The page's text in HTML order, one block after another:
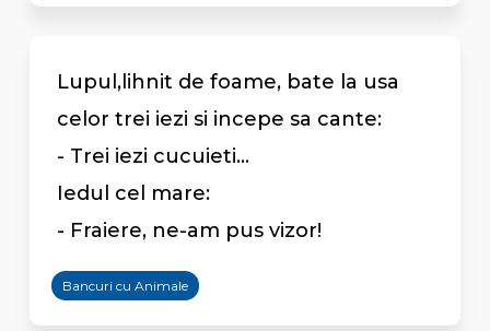
Lupul,lihnit de foame, bate la usa
celor trei iezi si incepe sa cante:
- Trei iezi cucuieti...
Iedul cel mare:
- Fraiere, ne-am pus vizor!
Bancuri cu Animale